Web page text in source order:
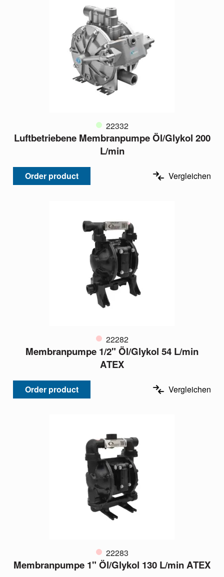
22332
Luftbetriebene Membranpumpe Öl/Glykol 200
L/min
Order product Vergleichen
22282
Membranpumpe 1/2" Öl/Glykol 54 L/min
ATEX
Order product Vergleichen
22283
Membranpumpe 1" Öl/Glykol 130 L/min ATEX